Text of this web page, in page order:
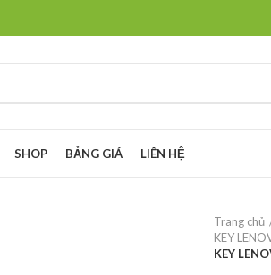
SHOP BẢNG GIÁ LIÊN HỆ
Trang chủ
KEY
KEY